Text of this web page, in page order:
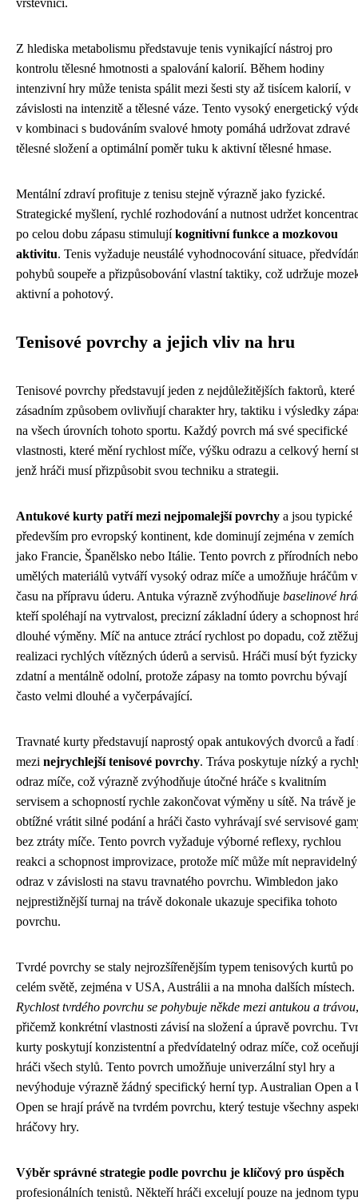
Z hlediska metabolismu představuje tenis vynikající nástroj pro
kontrolu tělesné hmotnosti a spalování kalorií. Během hodiny
intenzivní hry může tenista spálit mezi šesti sty až tisícem kalorií, v
závislosti na intenzitě a tělesné váze. Tento vysoký energetický
v kombinaci s budováním svalové hmoty pomáhá udržovat zdravé
tělesné složení a optimální poměr tuku k aktivní tělesné hmase.
Mentální zdraví profituje z tenisu stejně výrazně jako fyzické.
Strategické myšlení, rychlé rozhodování a nutnost udržet
po celou dobu zápasu stimulujíkognitivní funkce a mozkovou
aktivitu. Tenis vyžaduje neustálé vyhodnocování situace,
pohybů soupeře a přizpůsobování vlastní taktiky, což udržuje
aktivní a pohotový.
Tenisové povrchy a jejich vliv na hru
Tenisové povrchy představují jeden z nejdůležitějších faktorů, které
zásadním způsobem ovlivňují charakter hry, taktiku i výsledky
na všech úrovních tohoto sportu. Každý povrch má své specifické
vlastnosti, které mění rychlost míče, výšku odrazu a celkový herní
jenž hráči musí přizpůsobit svou techniku a strategii.
Antukové kurty patří mezi nejpomalejší povrchy a jsou typické
především pro evropský kontinent, kde dominují zejména v zemích
jako Francie, Španělsko nebo Itálie. Tento povrch z přírodních nebo
umělých materiálů vytváří vysoký odraz míče a umožňuje hráčům
času na přípravu úderu. Antuka výrazně zvýhodňuje baselinové
kteří spoléhají na vytrvalost, precizní základní údery a schopnost
dlouhé výměny. Míč na antuce ztrácí rychlost po dopadu, což
realizaci rychlých vítězných úderů a servisů. Hráči musí být fyzicky
zdatní a mentálně odolní, protože zápasy na tomto povrchu bývají
často velmi dlouhé a vyčerpávající.
Travnaté kurty představují naprostý opak antukových dvorců a řadí
mezi nejrychlejší tenisové povrchy. Tráva poskytuje nízký a
odraz míče, což výrazně zvýhodňuje útočné hráče s kvalitním
servisem a schopností rychle zakončovat výměny u sítě. Na trávě je
obtížné vrátit silné podání a hráči často vyhrávají své servisové
bez ztráty míče. Tento povrch vyžaduje výborné reflexy, rychlou
reakci a schopnost improvizace, protože míč může mít nepravidelný
odraz v závislosti na stavu travnatého povrchu. Wimbledon jako
nejprestižnější turnaj na trávě dokonale ukazuje specifika tohoto
povrchu.
Tvrdé povrchy se staly nejrozšířenějším typem tenisových kurtů po
celém světě, zejména v USA, Austrálii a na mnoha dalších místech.
Rychlost tvrdého povrchu se pohybuje někde mezi antukou a trávou,
přičemž konkrétní vlastnosti závisí na složení a úpravě povrchu.
kurty poskytují konzistentní a předvídatelný odraz míče, což oceňují
hráči všech stylů. Tento povrch umožňuje univerzální styl hry a
nevýhoduje výrazně žádný specifický herní typ. Australian Open a
Open se hrají právě na tvrdém povrchu, který testuje všechny
hráčovy hry.
Výběr správné strategie podle povrchu je klíčový pro úspěch
profesionálních tenistů. Někteří hráči excelují pouze na jednom typu